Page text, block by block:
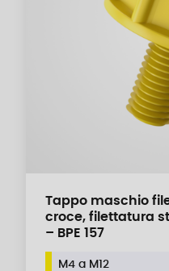
Tappo maschio
croce, filettatura
– BPE 157
M4 a M12